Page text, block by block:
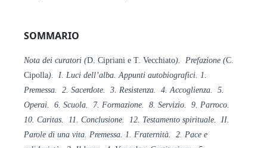
SOMMARIO
Nota dei curatori (D. Cipriani e T. Vecchiato). Prefazione (C.
Cipolla). I. Luci dell’alba. Appunti autobiografici. 1.
Premessa. 2. Sacerdote. 3. Resistenza. 4. Accoglienza. 5.
Operai. 6. Scuola. 7. Formazione. 8. Servizio. 9. Parroco.
10. Caritas. 11. Conclusione. 12. Testamento spirituale. II.
Parole di una vita. Premessa. 1. Fraternità. 2. Pace e